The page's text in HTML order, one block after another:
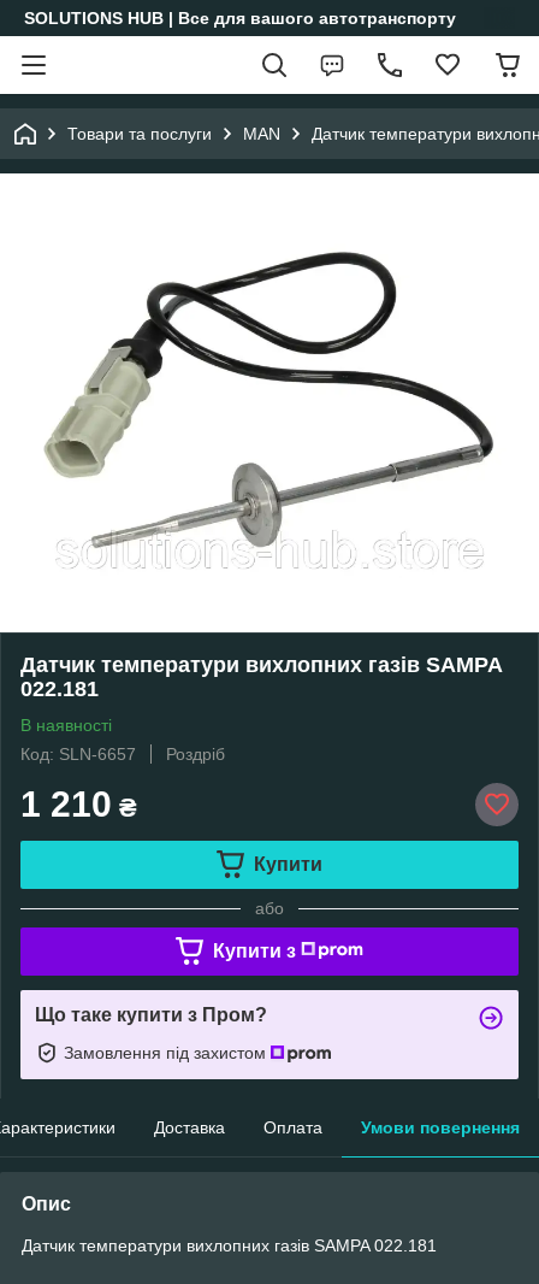
SOLUTIONS HUB | Все для вашого автотранспорту
Товари та послуги MAN Датчик температури
Датчик температури вихлопних газів SAMPA
022.181
В наявності
Код: SLN-6657
Роздріб
1 210 ₴
Купити
або
Купити з
Що таке купити з Пром?
Замовлення під захистом
Доставка Оплата Умови повернення
Опис
Датчик температури вихлопних газів SAMPA 022.181